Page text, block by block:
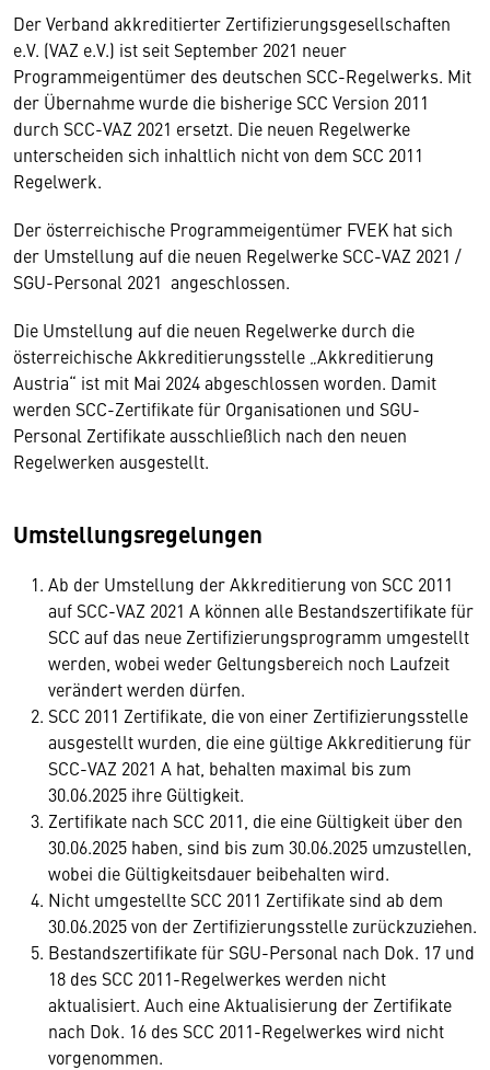
Der Verband akkreditierter Zertifizierungsgesellschaften
e.V. (VAZ e.V.) ist seit September 2021 neuer
Programmeigentümer des deutschen SCC-Regelwerks. Mit
der Übernahme wurde die bisherige SCC Version 2011
durch SCC-VAZ 2021 ersetzt. Die neuen Regelwerke
unterscheiden sich inhaltlich nicht von dem SCC 2011
Regelwerk.
Der österreichische Programmeigentümer FVEK hat sich
der Umstellung auf die neuen Regelwerke SCC-VAZ 2021 /
SGU-Personal 2021 angeschlossen.
Die Umstellung auf die neuen Regelwerke durch die
österreichische Akkreditierungsstelle „Akkreditierung
Austria“ ist mit Mai 2024 abgeschlossen worden. Damit
werden SCC-Zertifikate für Organisationen und SGU-
Personal Zertifikate ausschließlich nach den neuen
Regelwerken ausgestellt.
Umstellungsregelungen
Ab der Umstellung der Akkreditierung von SCC 2011
auf SCC-VAZ 2021 A können alle Bestandszertifikate für
SCC auf das neue Zertifizierungsprogramm umgestellt
werden, wobei weder Geltungsbereich noch Laufzeit
verändert werden dürfen.
SCC 2011 Zertifikate, die von einer Zertifizierungsstelle
ausgestellt wurden, die eine gültige Akkreditierung für
SCC-VAZ 2021 A hat, behalten maximal bis zum
30.06.2025 ihre Gültigkeit.
Zertifikate nach SCC 2011, die eine Gültigkeit über den
30.06.2025 haben, sind bis zum 30.06.2025 umzustellen,
wobei die Gültigkeitsdauer beibehalten wird.
Nicht umgestellte SCC 2011 Zertifikate sind ab dem
30.06.2025 von der Zertifizierungsstelle zurückzuziehen.
Bestandszertifikate für SGU-Personal nach Dok. 17 und
18 des SCC 2011-Regelwerkes werden nicht
aktualisiert. Auch eine Aktualisierung der Zertifikate
nach Dok. 16 des SCC 2011-Regelwerkes wird nicht
vorgenommen.